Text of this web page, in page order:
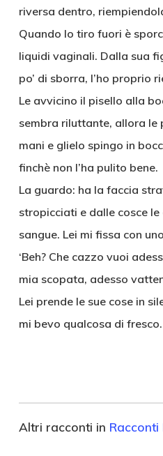
riversa dentro,
Quando lo tiro fuori è
liquidi vaginali. Dalla sua
po’ di sborra, l’ho proprio
Le avvicino il pisello alla
sembra riluttante, allora le
mani e glielo spingo in
finchè non l’ha pulito bene.
La guardo: ha la faccia
stropicciati e dalle cosce
sangue. Lei mi fissa con
‘Beh? Che cazzo vuoi
mia scopata, adesso
Lei prende le sue cose in
mi bevo qualcosa di fresco.
Altri racconti in Racconti